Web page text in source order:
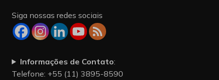
Siga nossas redes sociais
Informações de Contato:
Telefone: +55 (11) 3895-8590